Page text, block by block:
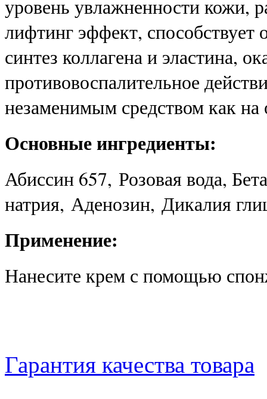
уровень увлажненности кожи,
лифтинг эффект,
синтез коллагена и эластина,
противовоспалительное
незаменимым средством как
Основные ингредиенты:
Абиссин 657, Розовая вода,
натрия, Аденозин, Дикалия
Применение:
Нанесите крем с помощью
Гарантия качества товара